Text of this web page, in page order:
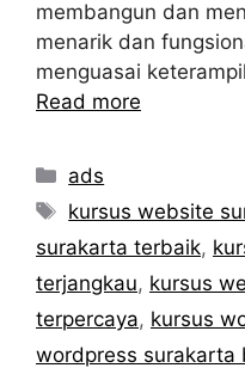
membangun dan
menarik dan
menguasai
Read more
Categories
ads
Tags
kursus website
surakarta terbaik,
terjangkau, kursus
terpercaya, kursus
wordpress surakarta